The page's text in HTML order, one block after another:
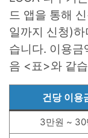
드 앱을 통해
일까지 신청)
습니다. 이용
음 <표>와 같
건당 이용
3만원 ~ 30